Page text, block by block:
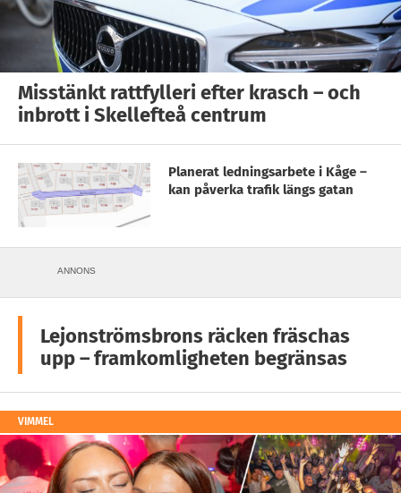
Misstänkt rattfylleri efter krasch – och
inbrott i Skellefteå centrum
Planerat ledningsarbete i Kåge –
kan påverka trafik längs gatan
ANNONS
Lejonströmsbrons räcken fräschas
upp – framkomligheten begränsas
VIMMEL